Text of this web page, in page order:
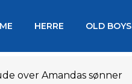
HERRE OLD BOYS
over Amandas sønner